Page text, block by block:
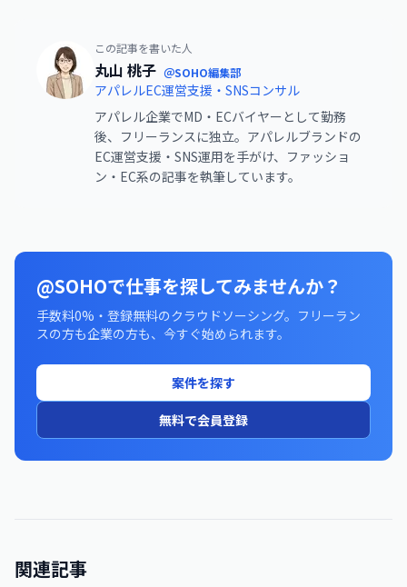
この記事を書いた人
丸山 桃子 ＠SOHO編集部
アパレルEC運営支援・SNSコンサル
アパレル企業でMD・ECバイヤーとして勤務
後、フリーランスに独立。アパレルブランドの
EC運営支援・SNS運用を手がけ、ファッショ
ン・EC系の記事を執筆しています。
@SOHOで仕事を探してみませんか？
手数料0%・登録無料のクラウドソーシング。フリーラン
スの方も企業の方も、今すぐ始められます。
案件を探す
無料で会員登録
関連記事